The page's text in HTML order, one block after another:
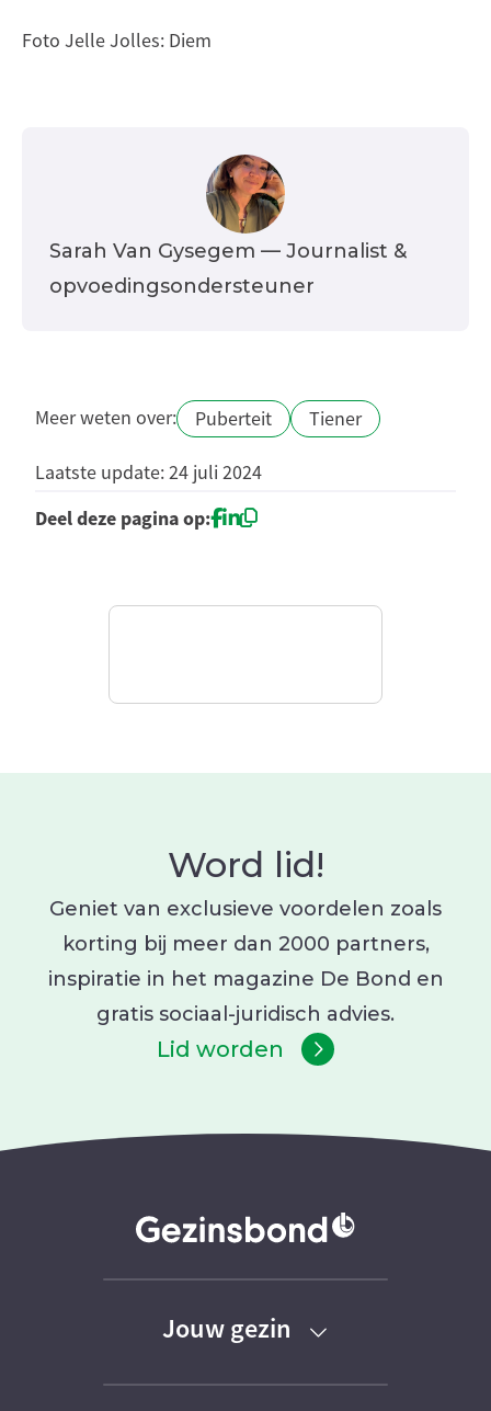
Foto Jelle Jolles: Diem
Sarah Van Gysegem — Journalist &
opvoedingsondersteuner
Meer weten over: Puberteit Tiener
Laatste update: 24 juli 2024
Deel deze pagina op:
Word lid!
Geniet van exclusieve voordelen zoals
korting bij meer dan 2000 partners,
inspiratie in het magazine De Bond en
gratis sociaal-juridisch advies.
Lid worden
Jouw gezin
Baby